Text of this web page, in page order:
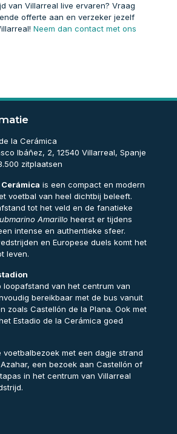
van Villarreal live ervaren? Vraag
offerte aan en verzeker jezelf
Neem dan contact met ons
la Cerámica
Ibáñez, 2, 12540 Villarreal, Spanje
zitplaatsen
is een compact en modern
voetbal van heel dichtbij beleeft.
tot het veld en de fanatieke
Amarilloheerst er tijdens
intense en authentieke sfeer.
en Europese duels komt het
leven.
loopafstand van het centrum van
bereikbaar met de bus vanuit
zoals Castellón de la Plana. Ook met
Estadio de la Cerámica goed
voetbalbezoek met een dagje strand
een bezoek aan Castellón of
in het centrum van Villarreal